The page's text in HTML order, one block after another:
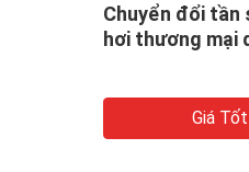
Chuyển đổi tần
hơi thương mại
Giá